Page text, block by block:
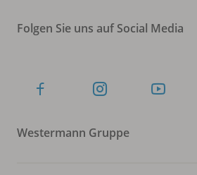
Folgen Sie uns auf Social Media
Westermann Gruppe